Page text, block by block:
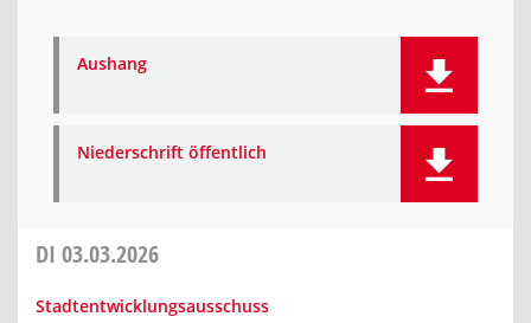
Aushang
Niederschrift öffentlich
DI 03.03.2026
Stadtentwicklungsausschuss